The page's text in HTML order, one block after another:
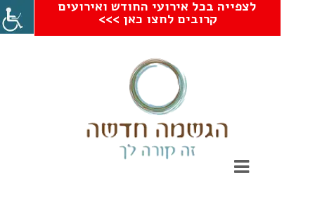
לצפייה בכל אירועי החודש ואירועים
קרובים לחצו כאן >>>